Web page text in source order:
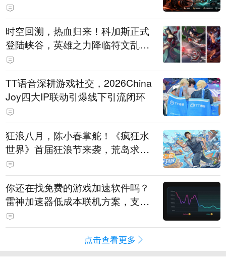
时空回溯，热血归来！科加斯正式
登陆峡谷，英雄之力降临符文乱
斗！
TT语音深耕游戏社交，2026China
Joy四大IP联动引爆线下引流闭环
狂浪八月，陈小春掌舵！《疯狂水
世界》首届狂浪节来袭，荒岛求生
直播即将开启
你还在找免费的游戏加速软件吗？
雷神加速器低成本联机方案，支持
免费试用
点击查看更多